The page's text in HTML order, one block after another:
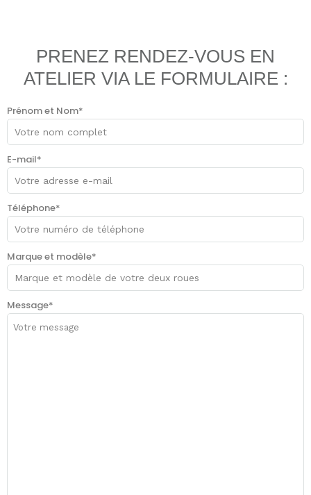
PRENEZ RENDEZ-VOUS EN
ATELIER VIA LE FORMULAIRE :
Prénom et Nom*
E-mail*
Téléphone*
Marque et modèle*
Message*